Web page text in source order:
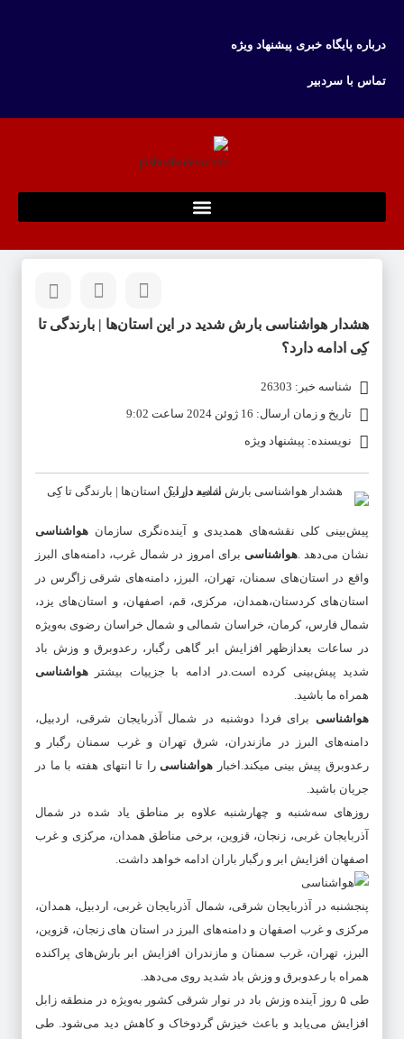
درباره پایگاه خبری پیشنهاد ویژه
تماس با سردبیر
هشدار هواشناسی بارش شدید در این استان‌ها | بارندگی تا
کِی ادامه دارد؟
شناسه خبر: 26303
تاریخ و زمان ارسال: 16 ژوئن 2024 ساعت 9:02
نویسنده: پیشنهاد ویژه
پیش‌بینی کلی نقشه‌های همدیدی و آینده‌نگری سازمان هواشناسی
نشان می‌دهد .هواشناسی برای امروز در شمال غرب، دامنه‌های البرز
واقع در استان‌های سمنان، تهران،‌ البرز، دامنه‌های شرقی زاگرس در
استان‌های کردستان،‌همدان، مرکزی، قم، اصفهان، و استان‌های یزد،
شمال فارس، کرمان، خراسان شمالی و شمال خراسان رضوی به‌ویژه
در ساعات بعدازظهر افزایش ابر گاهی رگبار، رعدوبرق و وزش باد
شدید پیش‌بینی کرده است.در ادامه با جزییات بیشتر
هواشناسی
همراه ما باشید.
هواشناسی برای فردا دوشنبه در شمال آذربایجان شرقی، اردبیل،
دامنه‌های البرز در مازندران، شرق تهران و غرب سمنان رگبار و
رعدوبرق پیش بینی میکند.اخبار هواشناسیرا تا انتهای هفته با ما در
جریان باشید.
روزهای سه‌شنبه و چهارشنبه علاوه بر مناطق یاد شده در شمال
آذربایجان غربی، زنجان، قزوین، برخی مناطق همدان، مرکزی و غرب
اصفهان افزایش ابر و رگبار باران ادامه خواهد داشت.
پنجشنبه در آذربایجان شرقی، شمال آذربایجان غربی، اردبیل، همدان،
مرکزی و غرب اصفهان و دامنه‌های البرز در استان های زنجان، قزوین،
البرز، تهران، غرب سمنان و مازندران افزایش ابر بارش‌های پراکنده
همراه با رعدوبرق و وزش باد شدید روی می‌دهد.
طی ۵ روز آینده وزش باد در نوار شرقی کشور به‌ویژه در منطقه زابل
افزایش می‌یابد و باعث خیزش گردوخاک و کاهش دید می‌شود. طی